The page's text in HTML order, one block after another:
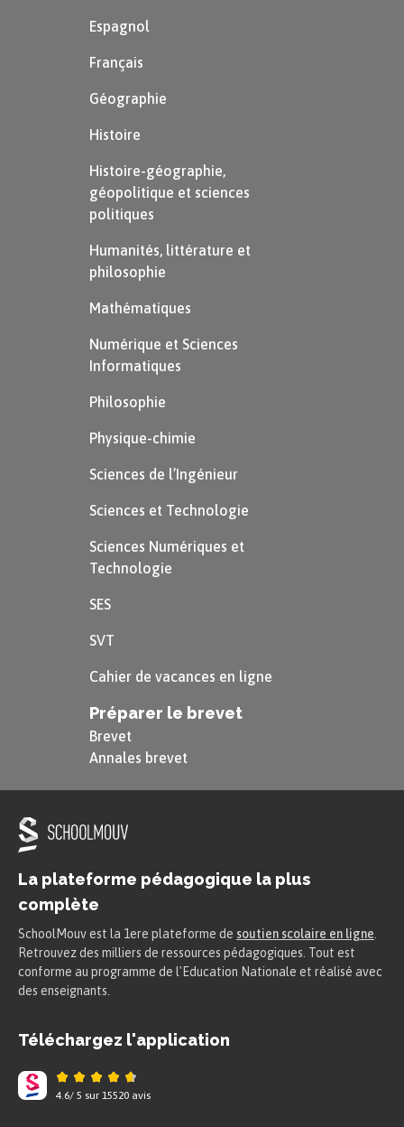
Espagnol
Français
Géographie
Histoire
Histoire-géographie,
géopolitique et sciences
politiques
Humanités, littérature et
philosophie
Mathématiques
Numérique et Sciences
Informatiques
Philosophie
Physique-chimie
Sciences de l’Ingénieur
Sciences et Technologie
Sciences Numériques et
Technologie
SES
SVT
Cahier de vacances en ligne
Préparer le brevet
Brevet
Annales brevet
La plateforme pédagogique la plus
complète
SchoolMouv est la 1ere plateforme de soutien scolaire en ligne
Retrouvez des milliers de ressources pédagogiques. Tout est
conforme au programme de l'Education Nationale et réalisé avec
des enseignants.
Téléchargez l'application
4.6/ 5 sur 15520 avis